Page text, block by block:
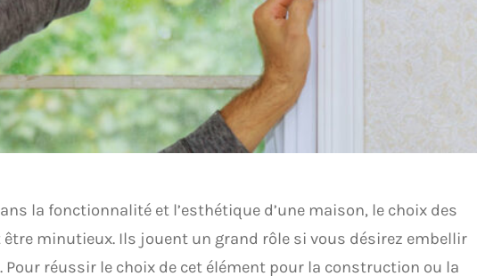
la fonctionnalité et l’esthétique d’une maison, le choix des
minutieux. Ils jouent un grand rôle si vous désirez embellir
Pour réussir le choix de cet élément pour la construction ou la